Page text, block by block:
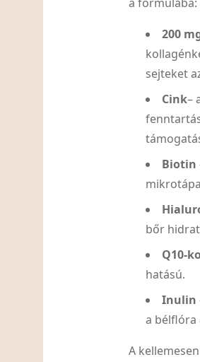
a formulába:
200
sejteket
Cink–
Biotin
bőr
Q10-
hatású.
Inulin
a bélflóra
A